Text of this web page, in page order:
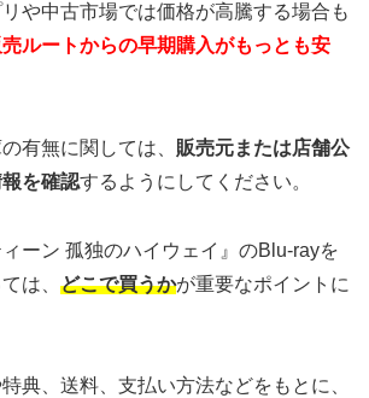
や中古市場では価格が高騰する場合も
ルートからの早期購入がもっとも安
有無に関しては、 販売元または店舗公
を確認するようにしてください。
ィーン 孤独のハイウェイ』のBlu-rayを
は、 どこで買うかが重要なポイントに
典、送料、支払い方法などをもとに、